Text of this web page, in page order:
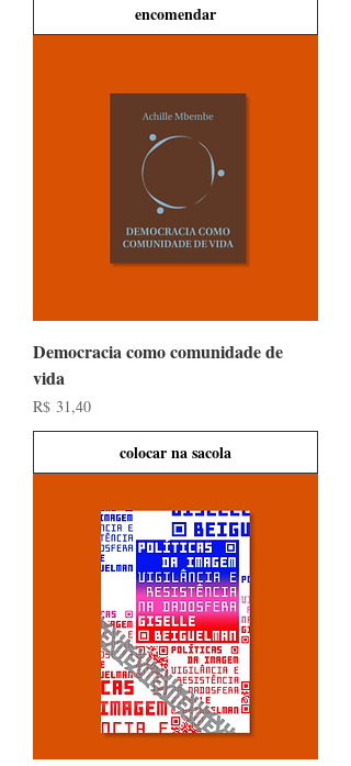
encomendar
Democracia como comunidade de
vida
Preço
R$ 31,40
colocar na sacola